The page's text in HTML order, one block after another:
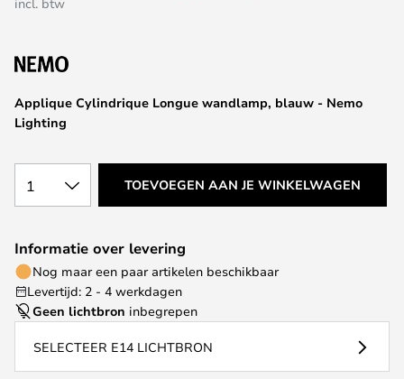
de
gallerij
Applique Cylindrique Longue wandlamp, blauw - Nemo
Lighting
1 TOEVOEGEN AAN JE WINKELWAGEN
Informatie over levering
Nog maar een paar artikelen beschikbaar
Levertijd: 2 - 4 werkdagen
Geen lichtbron inbegrepen
SELECTEER E14 LICHTBRON